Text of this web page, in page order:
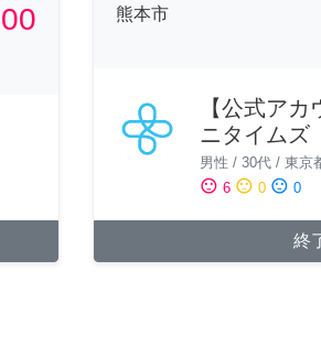
熊本市
【公式ア
ニタイムズ
男性 / 30代/ 東京
sentiment_satisfied 6 sentiment_neutral 0 sentiment_dissatisfied 0
終